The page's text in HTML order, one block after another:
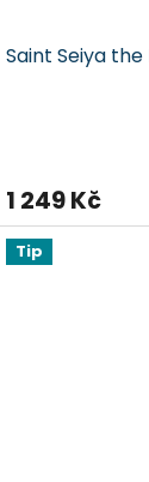
Saint Seiya the
1 249 Kč
Tip